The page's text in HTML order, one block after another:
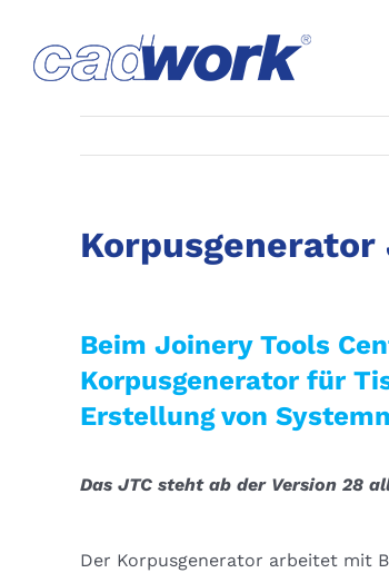
content
Beim Joinery Tools
Korpusgenerator für
Erstellung von
Das JTC steht ab der Version 28
Der Korpusgenerator arbeitet mit